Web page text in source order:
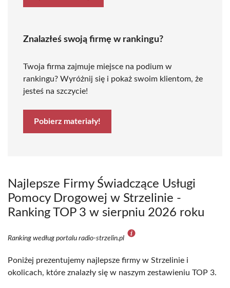
Znalazłeś swoją firmę w rankingu?
Twoja firma zajmuje miejsce na podium w
rankingu? Wyróżnij się i pokaż swoim klientom, że
jesteś na szczycie!
Pobierz materiały!
Najlepsze Firmy Świadczące Usługi
Pomocy Drogowej w Strzelinie -
Ranking TOP 3 w sierpniu 2026 roku
Ranking według portalu radio-strzelin.pl
Poniżej prezentujemy najlepsze firmy w Strzelinie i
okolicach, które znalazły się w naszym zestawieniu TOP 3.